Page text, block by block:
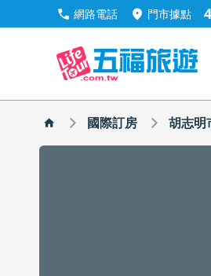
call 網路電話 location_on 門市據點
國際訂房 胡志明